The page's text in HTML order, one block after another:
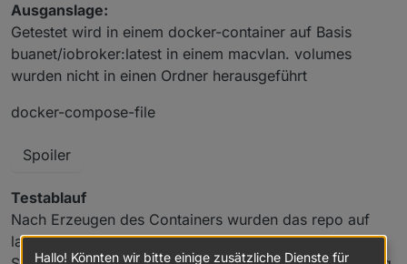
Ausganslage:
Getestet wird in einem docker-container auf Basis
buanet/iobroker:latest in einem macvlan. volumes
wurden nicht in einen Ordner herausgeführt
docker-compose-file
Spoiler
Testablauf
Nach Erzeugen des Containers wurden das repo auf
latest gesetzt. Hier ist mir aufgefallen, das beim
Hallo! Könnten wir bitte einige zusätzliche Dienste für